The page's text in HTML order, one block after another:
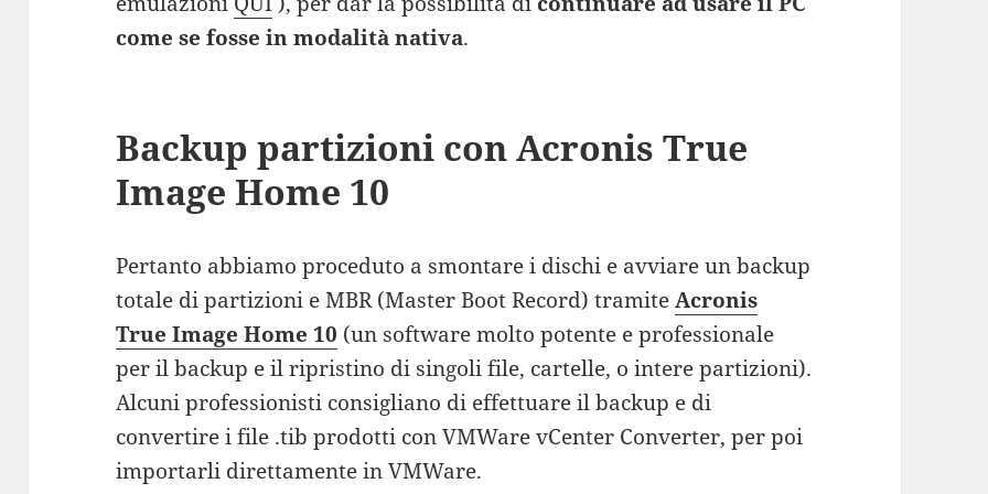
come se fosse in modalità nativa.
Backup partizioni con Acronis True
Image Home 10
Pertanto abbiamo proceduto a smontare i dischi e avviare un backup
totale di partizioni e MBR (Master Boot Record) tramiteAcronis
True Image Home 10 (un software molto potente e professionale
per il backup e il ripristino di singoli file, cartelle, o intere partizioni).
Alcuni professionisti consigliano di effettuare il backup e di
convertire i file .tib prodotti con VMWare vCenter Converter, per poi
importarli direttamente in VMWare.